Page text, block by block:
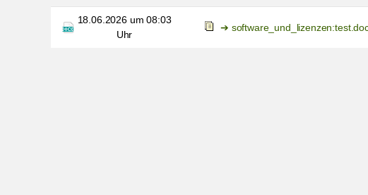
18.06.2026 um 08:03
Uhr